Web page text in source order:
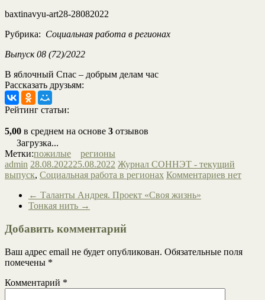
baxtinavyu-art28-28082022
Рубрика: Социальная работа в регионах
Выпуск 08 (72)/2022
В яблочный Спас – добрым делам час
Рассказать друзьям:
Рейтинг статьи:
5,00 в среднем на основе 3 отзывов
Загрузка...
Метки:пожилые
регионы
admin 28.08.202225.08.2022 Журнал СОННЭТ - текущий
выпуск, Социальная работа в регионах Комментариев нет
← Таланты Андрея. Проект «Своя жизнь»
Тонкая нить →
Добавить комментарий
Ваш адрес email не будет опубликован. Обязательные поля
помечены *
Комментарий *